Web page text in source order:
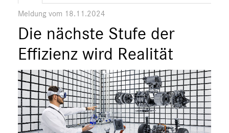
Marken & Produkte
MEDIA
ÜBER UNS
ANSPRECHPARTNER
Meldung vom 18.11.2024
Die nächste Stufe der
Effizienz wird Realität